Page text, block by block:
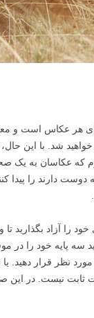
هر عکاس است و
شد. با این
عکاسان به یک
دارند را پیدا
آزاد بگذارید تا
سه پایه خود را در
نظر قرار دهید.
ثابت نیست. در